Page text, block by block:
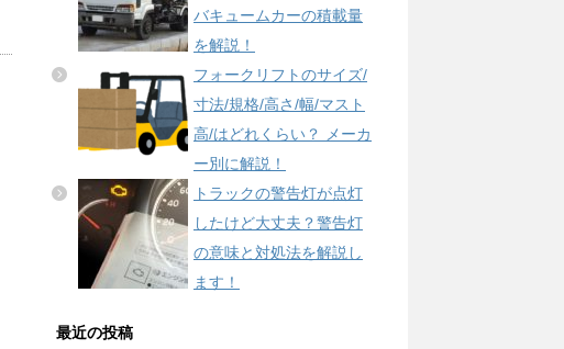
バキュームカーの積載量
を解説！
フォークリフトのサイズ/
寸法/規格/高さ/幅/マスト
高/はどれくらい？ メーカ
ー別に解説！
トラックの警告灯が点灯
したけど大丈夫？警告灯
の意味と対処法を解説し
ます！
最近の投稿